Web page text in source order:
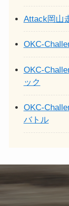
Attack岡山
OKC-
OKC-
ック
OKC-
バトル